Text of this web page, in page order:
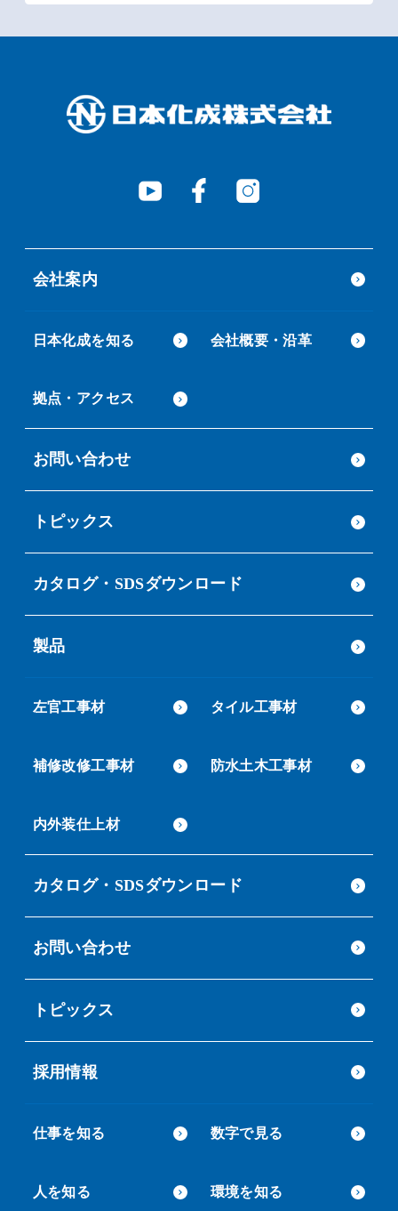
会社案内
日本化成を知る 会社概要・沿革
拠点・アクセス
お問い合わせ
トピックス
カタログ・SDSダウンロード
製品
左官工事材 タイル工事材
補修改修工事材 防水土木工事材
内外装仕上材
カタログ・SDSダウンロード
お問い合わせ
トピックス
採用情報
仕事を知る 数字で見る
人を知る 環境を知る